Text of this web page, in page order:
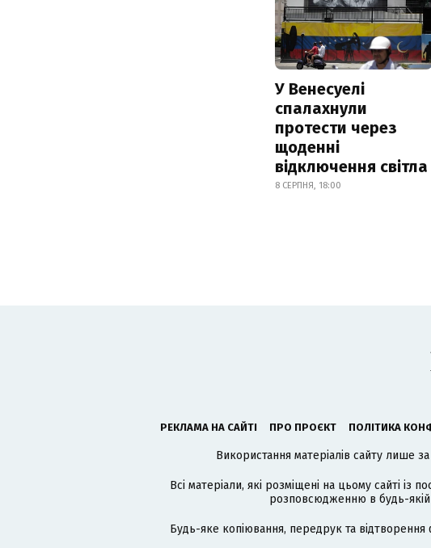
У Венесуелі
спалахнули
протести через
щоденні
відключення світла
8 СЕРПНЯ, 18:00
РЕКЛАМА НА САЙТІ ПРО ПРОЄКТ ПОЛІТИКА
Використання матеріалів сайту лише
Всі матеріали, які розміщені на цьому сайті із
розповсюдженню в будь-якій
Будь-яке копіювання, передрук та